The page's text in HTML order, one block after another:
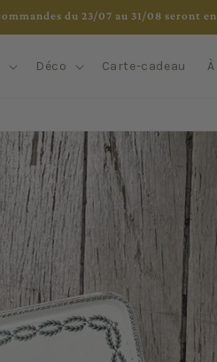
du 23/07 au 31/08 seront
Déco Carte-cadeau